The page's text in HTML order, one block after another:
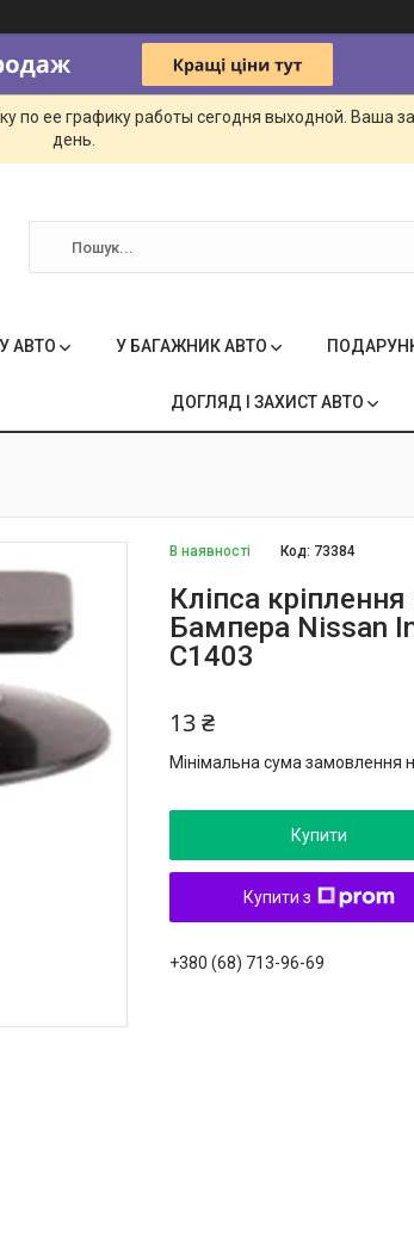
по ее графику работы сегодня выходной. Ваша
день.
АВТО У БАГАЖНИК АВТО
ДОГЛЯД І ЗАХИСТ АВТО
В наявності Код: 73384
Кліпса
Бампера Nissan
C1403
13 ₴
Мінімальна сума замовлення
Купити
Купити з
+380 (68) 713-96-69